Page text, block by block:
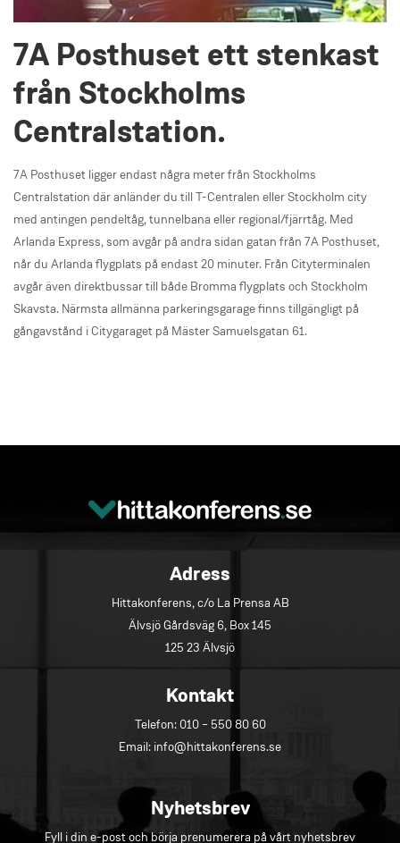
7A Posthuset ett stenkast
från Stockholms
Centralstation.
7A Posthuset ligger endast några meter från Stockholms
Centralstation där anländer du till T-Centralen eller Stockholm city
med antingen pendeltåg, tunnelbana eller regional/fjärrtåg. Med
Arlanda Express, som avgår på andra sidan gatan från 7A Posthuset,
når du Arlanda flygplats på endast 20 minuter. Från Cityterminalen
avgår även direktbussar till både Bromma flygplats och Stockholm
Skavsta. Närmsta allmänna parkeringsgarage finns tillgängligt på
gångavstånd i Citygaraget på Mäster Samuelsgatan 61.
Adress
Hittakonferens, c/o La Prensa AB
Älvsjö Gårdsväg 6, Box 145
125 23 Älvsjö
Kontakt
Telefon: 010 – 550 80 60
Email: info@hittakonferens.se
Nyhetsbrev
Fyll i din e-post och börja prenumerera på vårt nyhetsbrev